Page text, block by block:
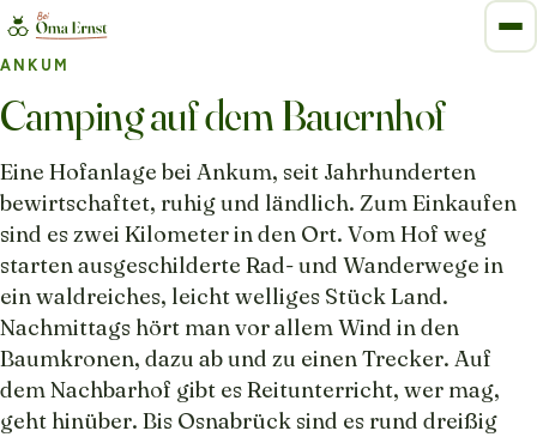
ANKUM
Camping auf dem Bauernhof
Eine Hofanlage bei Ankum, seit Jahrhunderten
bewirtschaftet, ruhig und ländlich. Zum Einkaufen
sind es zwei Kilometer in den Ort. Vom Hof weg
starten ausgeschilderte Rad- und Wanderwege in
ein waldreiches, leicht welliges Stück Land.
Nachmittags hört man vor allem Wind in den
Baumkronen, dazu ab und zu einen Trecker. Auf
dem Nachbarhof gibt es Reitunterricht, wer mag,
geht hinüber. Bis Osnabrück sind es rund dreißig